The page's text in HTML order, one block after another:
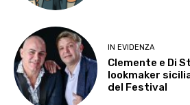
IN EVIDENZA
Clemente e Di
lookmaker
del Festival